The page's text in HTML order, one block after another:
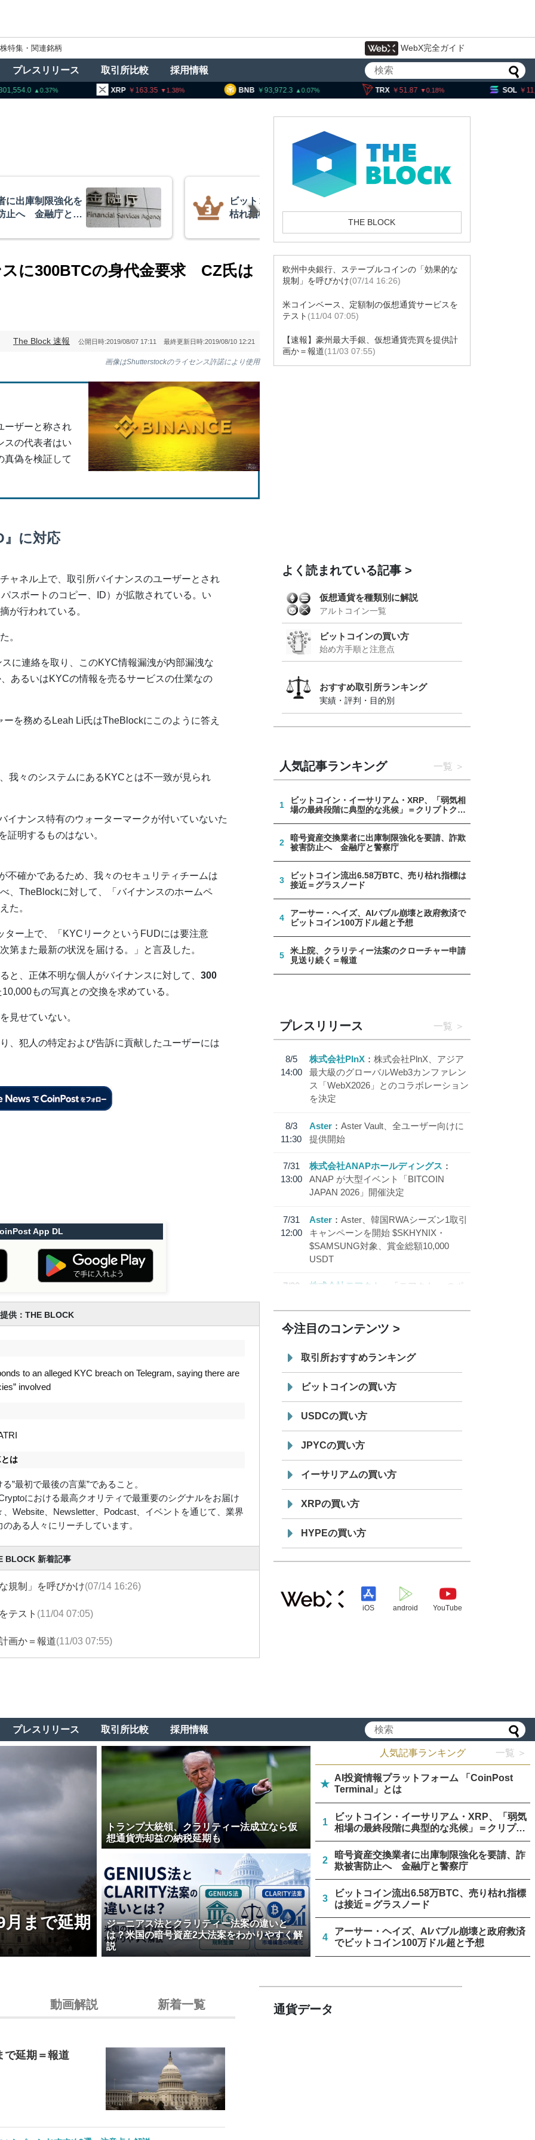
株特集・関連銘柄 WebX完全ガイド
プレスリリース 取引所比較 採用情報
0.37 XRP 163.35 1.38 BNB 93,972.3 0.07 TRX 51.87 0.18 SOL
に出庫制限強化を
止へ 金融庁と警
ビットコイン流出6.58万BTC、売り
枯れ指標は接近＝グラスノード
に300BTCの身代金要求 CZ氏は
The Block 速報 公開日時:2019/08/07 17:11 最終更新日時:2019/08/10 12:21
画像はShutterstockのライセンス許諾により使用
ーザーと称され
スの代表者はい
真偽を検証して
』に対応
ャネル上で、取引所バイナンスのユーザーとされ
スポートのコピー、ID）が拡散されている。い
が行われている。
。
に連絡を取り、このKYC情報漏洩が内部漏洩な
あるいはKYCの情報を売るサービスの仕業なの
を務めるLeah Li氏はTheBlockにこのように答え
我々のシステムにあるKYCとは不一致が見られ
イナンス特有のウォーターマークが付いていないた
証明するものはない。
不確かであるため、我々のセキュリティチームは
、TheBlockに対して、「バイナンスのホームペ
た。
ー上で、「KYCリークというFUDには要注意
第また最新の状況を届ける。」と言及した。
と、正体不明な個人がバイナンスに対して、 300
もの写真との交換を求めている。
見せていない。
、犯人の特定および告訴に貢献したユーザーには
App DL
供：THE BLOCK
to an alleged KYC breach on Telegram, saying there are
involved
は
”最初で最後の言葉”であること。
における最高クオリティで最重要のシグナルをお届け
、Website、Newsletter、Podcast、イベントを通じて、業界
ある人々にリーチしています。
BLOCK 新着記事
規制」を呼びかけ(07/14 16:26)
テスト (11/04 07:05)
画か＝報道(11/03 07:55)
THE BLOCK
欧州中央銀行、ステーブルコインの「効果的な
規制」を呼びかけ(07/14 16:26)
米コインベース、定額制の仮想通貨サービスを
テスト (11/04 07:05)
【速報】豪州最大手銀、仮想通貨売買を提供計
画か＝報道(11/03 07:55)
よく読まれている記事
仮想通貨を種類別に解説
アルトコイン一覧
ビットコインの買い方
始め方手順と注意点
おすすめ取引所ランキング
実績・評判・目的別
人気記事ランキング 一覧
1
ビットコイン・イーサリアム・XRP、「弱気相
場の最終段階に典型的な兆候」＝クリプトクア
2
暗号資産交換業者に出庫制限強化を要請、詐欺
被害防止へ 金融庁と警察庁
3
ビットコイン流出6.58万BTC、売り枯れ指標は
接近＝グラスノード
4
アーサー・ヘイズ、AIバブル崩壊と政府救済で
ビットコイン100万ドル超と予想
5
米上院、クラリティー法案のクローチャー申請
見送り続く＝報道
プレスリリース 一覧
8/5
14:00
株式会社PlnX
株式会社PlnX、アジア
最大級のグローバルWeb3カンファレン
ス「WebX2026」とのコラボレーション
を決定
8/3
11:30
Aster
Aster Vault、全ユーザー向けに
提供開始
7/31
13:00
株式会社ANAPホールディングス
ANAP が大型イベント「BITCOIN
JAPAN 2026」開催決定
7/31
12:00
Aster
Aster、韓国RWAシーズン1取引
キャンペーンを開始 $SKHYNIX・
$SAMSUNG対象、賞金総額10,000
USDT
7/30
株式会社モアクト
「モアクト」 のポ
「 JPYC」を追加
19:30
てステーブルコイン「JPYSC」徹底解
説セミナーを開催
今注目のコンテンツ
取引所おすすめランキング
ビットコインの買い方
USDCの買い方
JPYCの買い方
イーサリアムの買い方
XRPの買い方
HYPEの買い方
iOS android YouTube
プレスリリース 取引所比較 採用情報
まで延期
トランプ大統領、クラリティー法成立なら仮
想通貨売却益の納税延期も
ジーニアス法とクラリティー法案の違いと
は？米国の暗号資産2大法案をわかりやすく解
説
人気記事ランキング 一覧 ＞
★
AI投資情報プラットフォーム 「CoinPost
Terminal」とは
1
ビットコイン・イーサリアム・XRP、「弱気
相場の最終段階に典型的な兆候」＝クリプト
クアント
2
暗号資産交換業者に出庫制限強化を要請、詐
欺被害防止へ 金融庁と警察庁
3
ビットコイン流出6.58万BTC、売り枯れ指標
は接近＝グラスノード
4
アーサー・ヘイズ、AIバブル崩壊と政府救済
でビットコイン100万ドル超と予想
動画解説 新着一覧
で延期＝報道
通貨データ